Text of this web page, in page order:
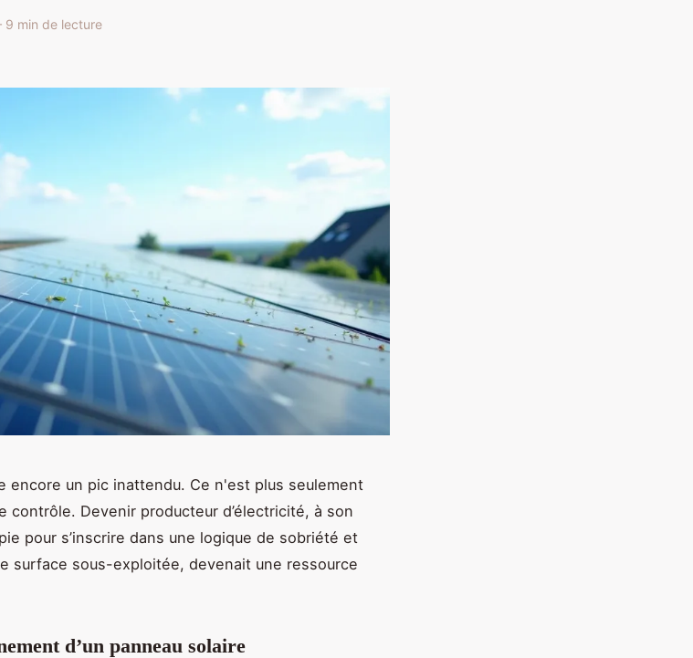
min de lecture
encore un pic inattendu. Ce n'est plus seulement
contrôle. Devenir producteur d’électricité, à son
pour s’inscrire dans une logique de sobriété et
surface sous-exploitée, devenait une ressource
d’un panneau solaire